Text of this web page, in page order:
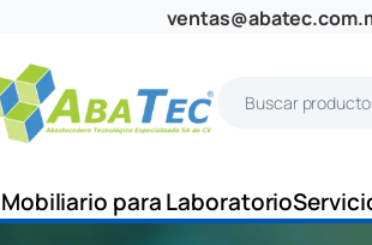
c
a
Mobiliario para Laboratorio